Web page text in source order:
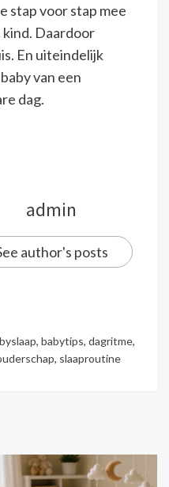
stap voor stap mee
Daardoor
En uiteindelijk
van een
dag.
admin
author's posts
, babytips, dagritme,
, slaaproutine